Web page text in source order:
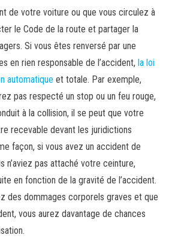
de votre voiture ou que vous circulez à
le Code de la route et partager la
Si vous êtes renversé par une
en rien responsable de l’accident, la loi
automatique et totale. Par exemple,
pas respecté un stop ou un feu rouge,
à la collision, il se peut que votre
recevable devant les juridictions
façon, si vous avez un accident de
n’aviez pas attaché votre ceinture,
en fonction de la gravité de l’accident.
des dommages corporels graves et que
vous aurez davantage de chances